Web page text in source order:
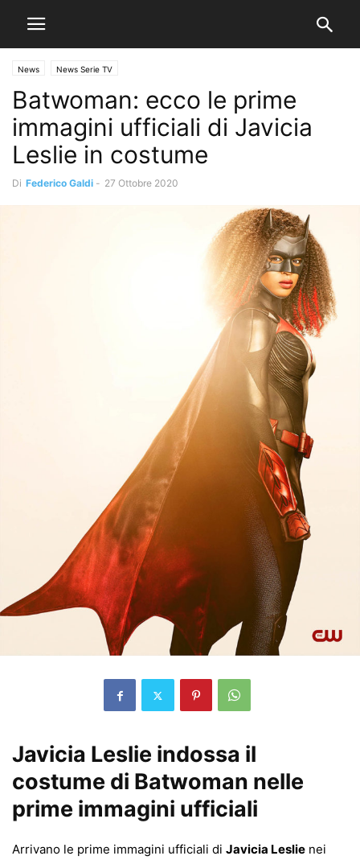
News News Serie TV
Batwoman: ecco le prime
immagini ufficiali di Javicia
Leslie in costume
Di Federico Galdi - 27 Ottobre 2020
Javicia Leslie indossa il
costume di Batwoman nelle
prime immagini ufficiali
Arrivano le prime immagini ufficiali di Javicia Leslie nei